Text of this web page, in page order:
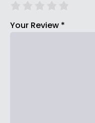
Your Review *